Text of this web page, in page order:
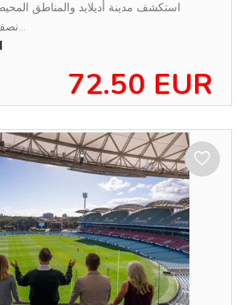
استكشف مدينة أديلايد والمناطق
نصف يوم.استمتع بتجربة...
72.50 EUR